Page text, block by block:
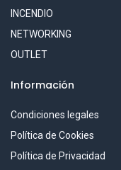
INCENDIO
NETWORKING
OUTLET
Información
Condiciones legales
Política de Cookies
Política de Privacidad